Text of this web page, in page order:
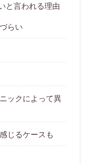
と言われる理由
らい
ックによって異
じるケースも